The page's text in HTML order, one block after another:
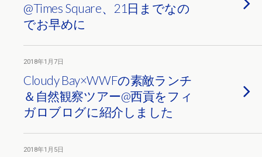
@Times Square、21日までなの
でお早めに
2018年1月7日
Cloudy Bay×WWFの素敵ランチ
＆自然観察ツアー@西貢をフィ
ガロブログに紹介しました
2018年1月5日